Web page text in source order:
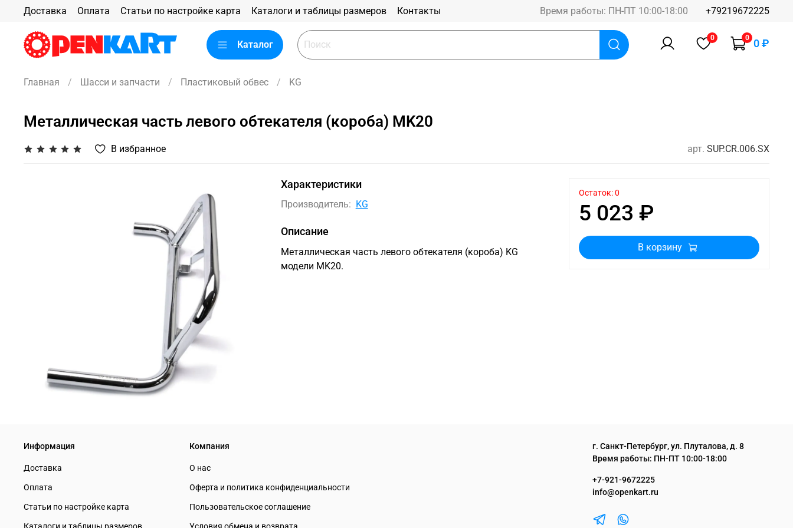
Доставка Оплата Статьи по настройке карта Каталоги и таблицы размеров Контакты Время работы: ПН-ПТ 10:00-18:00 +79219672225
Каталог
0 0 0 ₽
Главная Шасси и запчасти Пластиковый обвес KG
Металлическая часть левого обтекателя (короба) MK20
В избранное арт. SUP.CR.006.SX
Характеристики
Производитель: KG
Описание
Металлическая часть левого обтекателя (короба) KG
модели MK20.
5 023 ₽
Остаток: 0
В корзину
Информация
Доставка
Оплата
Статьи по настройке карта
Компания
О нас
Оферта и политика конфиденциальности
Пользовательское соглашение
г. Санкт-Петербург, ул. Плуталова, д. 8
Время работы: ПН-ПТ 10:00-18:00
+7-921-9672225
info@openkart.ru